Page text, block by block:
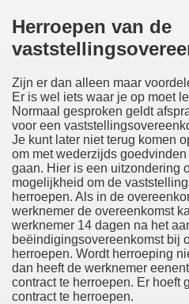
Herroepen van de
Zijn er dan alleen maar
Er is wel iets waar je op moet
Normaal gesproken geldt
voor een
Je kunt later niet terug komen
om met wederzijds
gaan. Hier is een uitzondering
mogelijkheid om de
herroepen. Als in de
werknemer de overeenkomst
werknemer 14 dagen na het
beëindigingsovereenkomst bij
herroepen. Wordt herroeping
dan heeft de werknemer
contract te herroepen. Er hoeft
contract te herroepen.